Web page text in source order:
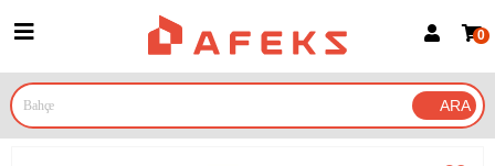
Google İle Bağlan
0